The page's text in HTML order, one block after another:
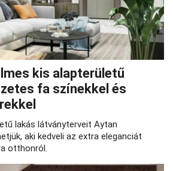
kis alapterületű
fa színekkel és
lakás látványterveit Aytan
aki kedveli az extra eleganciát
otthonról.